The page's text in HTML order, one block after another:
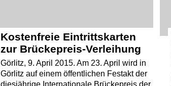
Kostenfreie Eintrittskarten
zur Brückepreis-Verleihung
Görlitz, 9. April 2015. Am 23. April wird in
Görlitz auf einem öffentlichen Festakt der